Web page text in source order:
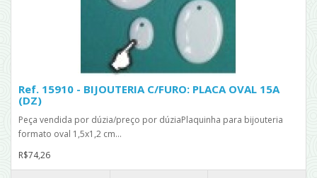
Ref. 15910 - BIJOUTERIA C/FURO: PLACA OVAL 15A
(DZ)
Peça vendida por dúzia/preço por dúziaPlaquinha para bijouteria
formato oval 1,5x1,2 cm...
R$74,26